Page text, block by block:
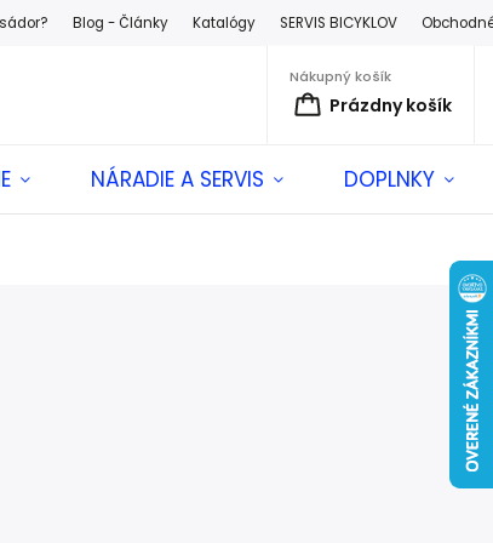
Blog - Články Katalógy SERVIS BICYKLOV
Nákupný košík
Prázdny košík
NÁRADIE A SERVIS DOPLNKY